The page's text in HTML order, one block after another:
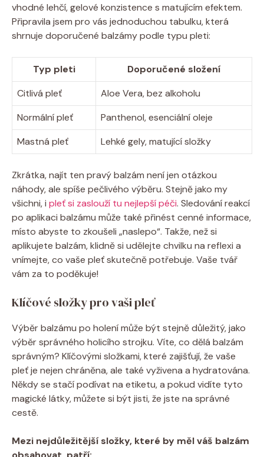
vhodné lehčí, gelové konzistence s matujícím efektem.
Připravila jsem pro vás jednoduchou tabulku, která
shrnuje doporučené balzámy podle typu pleti:
Typ pleti
Doporučené složení
Citlivá pleť
Aloe Vera, bez alkoholu
Normální pleť
Panthenol, esenciální oleje
Mastná pleť
Lehké gely, matující složky
Zkrátka, najít ten pravý balzám není jen otázkou
náhody, ale spíše pečlivého výběru. Stejně jako my
všichni, i pleť si zaslouží tu nejlepší péči. Sledování reakcí
po aplikaci balzámu může také přinést cenné informace,
místo abyste to zkoušeli „naslepo“. Takže, než si
aplikujete balzám, klidně si udělejte chvilku na reflexi a
vnímejte, co vaše pleť skutečně potřebuje. Vaše tvář
vám za to poděkuje!
Klíčové složky pro vaši pleť
Výběr balzámu po holení může být stejně důležitý, jako
výběr správného holicího strojku. Víte, co dělá balzám
správným? Klíčovými složkami, které zajišťují, že vaše
pleť je nejen chráněna, ale také vyživena a hydratována.
Někdy se stačí podívat na etiketu, a pokud vidíte tyto
magické látky, můžete si být jisti, že jste na správné
cestě.
Mezi nejdůležitější složky, které by měl váš balzám